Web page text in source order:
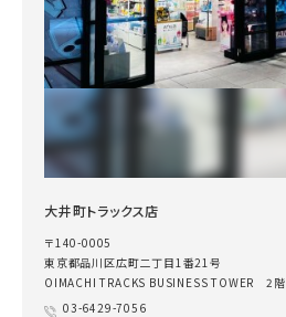
大井町トラックス店
〒140-0005
東京都品川区広町二丁目1番21号
OIMACHI TRACKS BUSINESS TOWER 2階
03-6429-7056